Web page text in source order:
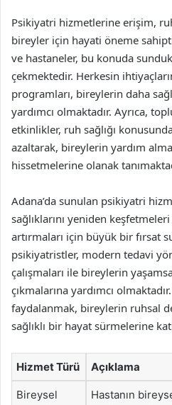
Psikiyatri hizmetlerine erişim,
bireyler için hayati öneme
ve hastaneler, bu konuda
çekmektedir. Herkesin
programları, bireylerin daha
yardımcı olmaktadır. Ayrıca,
etkinlikler, ruh sağlığı
azaltarak, bireylerin yardım
hissetmelerine olanak
Adana’da sunulan psikiyatri
sağlıklarını yeniden
artırmaları için büyük bir fırsat
psikiyatristler, modern tedavi
çalışmaları ile bireylerin
çıkmalarına yardımcı
faydalanmak, bireylerin ruhsal
sağlıklı bir hayat sürmelerine
Hizmet Türü Açıklama
Bireysel
Hastanın